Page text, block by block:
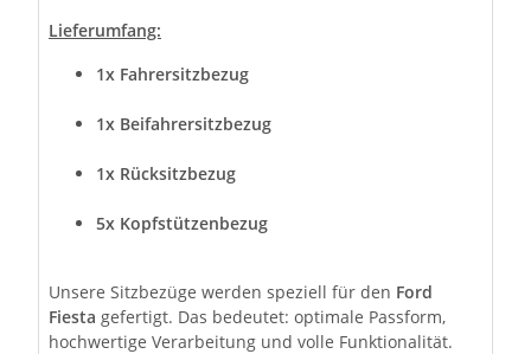
Lieferumfang:
1x Fahrersitzbezug
1x Beifahrersitzbezug
1x Rücksitzbezug
5x Kopfstützenbezug
Unsere Sitzbezüge werden speziell für den Ford
Fiesta gefertigt. Das bedeutet: optimale Passform,
hochwertige Verarbeitung und volle Funktionalität.